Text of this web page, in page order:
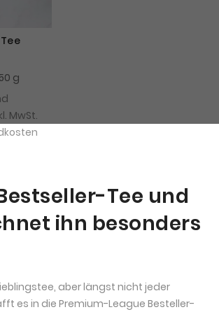
g
MwSt.
Tee und
ihn besonders
aber längst nicht jeder
es in die Premium-League Besteller-